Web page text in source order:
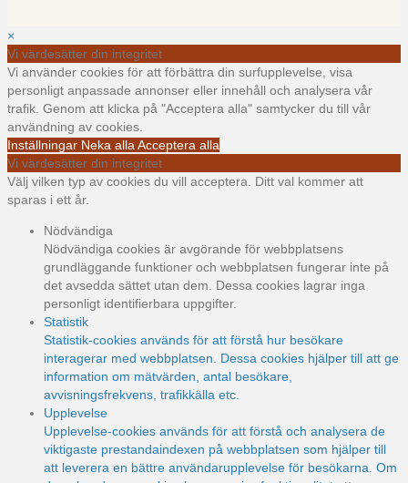
×
Vi värdesätter din integritet
Vi använder cookies för att förbättra din surfupplevelse, visa
personligt anpassade annonser eller innehåll och analysera vår
trafik. Genom att klicka på "Acceptera alla" samtycker du till vår
användning av cookies.
Inställningar Neka alla Acceptera alla
Vi värdesätter din integritet
Välj vilken typ av cookies du vill acceptera. Ditt val kommer att
sparas i ett år.
Nödvändiga
Nödvändiga cookies är avgörande för webbplatsens
grundläggande funktioner och webbplatsen fungerar inte på
det avsedda sättet utan dem. Dessa cookies lagrar inga
personligt identifierbara uppgifter.
Statistik
Statistik-cookies används för att förstå hur besökare
interagerar med webbplatsen. Dessa cookies hjälper till att ge
information om mätvärden, antal besökare,
avvisningsfrekvens, trafikkälla etc.
Upplevelse
Upplevelse-cookies används för att förstå och analysera de
viktigaste prestandaindexen på webbplatsen som hjälper till
att leverera en bättre användarupplevelse för besökarna. Om